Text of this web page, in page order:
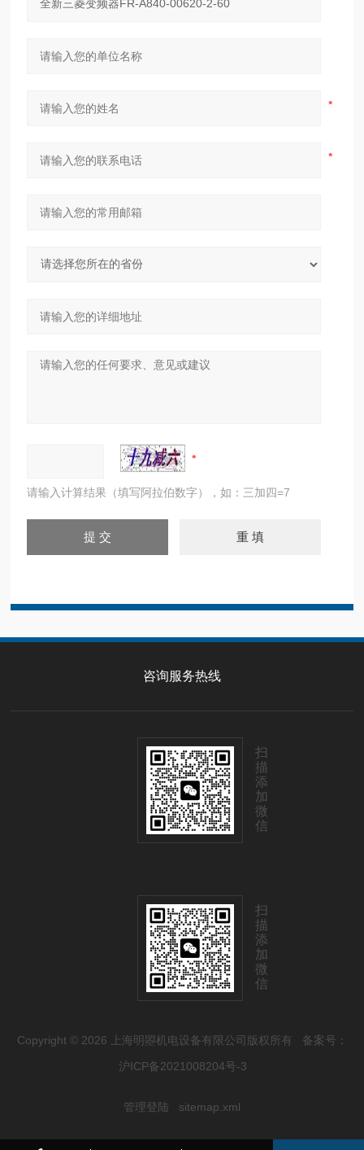
请输入计算结果（填写阿拉伯数字），如：三加四=7
咨询服务热线
扫
描
添
加
微
信
扫
描
添
加
微
信
Copyright © 2026 上海明曌机电设备有限公司版权所有 备案号：
沪ICP备2021008204号-3
管理登陆 sitemap.xml